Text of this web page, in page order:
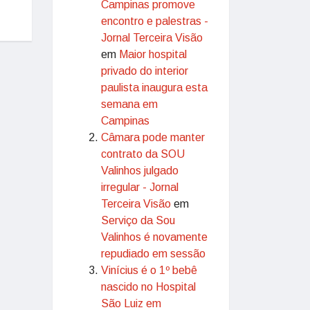
Campinas promove
encontro e palestras -
Jornal Terceira Visão
em Maior hospital
privado do interior
paulista inaugura esta
semana em
Campinas
Câmara pode manter
contrato da SOU
Valinhos julgado
irregular - Jornal
Terceira Visão em
Serviço da Sou
Valinhos é novamente
repudiado em sessão
Vinícius é o 1º bebê
nascido no Hospital
São Luiz em